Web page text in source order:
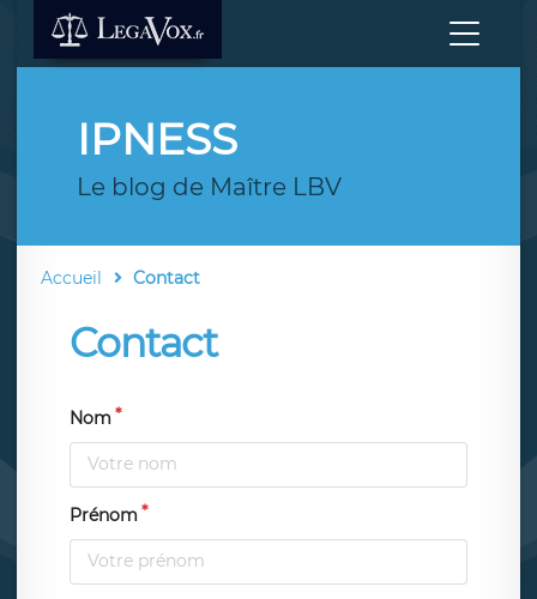
IPNESS
Le blog de Maître LBV
Accueil Contact
Contact
Nom
Prénom